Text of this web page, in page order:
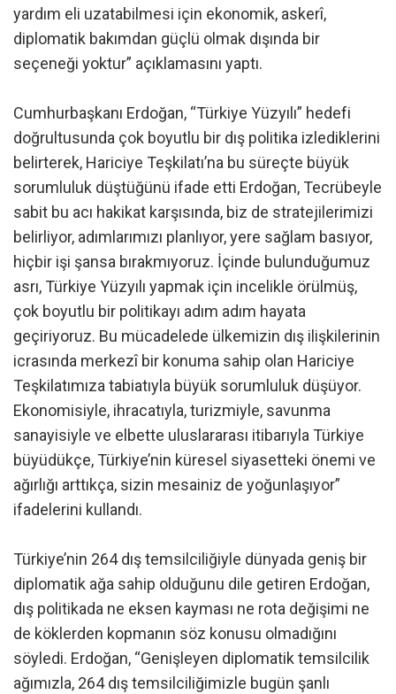
yardım eli uzatabilmesi için ekonomik, askerî,
diplomatik bakımdan güçlü olmak dışında bir
seçeneği yoktur” açıklamasını yaptı.
Cumhurbaşkanı Erdoğan, “Türkiye Yüzyılı” hedefi
doğrultusunda çok boyutlu bir dış politika izlediklerini
belirterek, Hariciye Teşkilatı’na bu süreçte büyük
sorumluluk düştüğünü ifade etti Erdoğan, Tecrübeyle
sabit bu acı hakikat karşısında, biz de stratejilerimizi
belirliyor, adımlarımızı planlıyor, yere sağlam basıyor,
hiçbir işi şansa bırakmıyoruz. İçinde bulunduğumuz
asrı, Türkiye Yüzyılı yapmak için incelikle örülmüş,
çok boyutlu bir politikayı adım adım hayata
geçiriyoruz. Bu mücadelede ülkemizin dış ilişkilerinin
icrasında merkezî bir konuma sahip olan Hariciye
Teşkilatımıza tabiatıyla büyük sorumluluk düşüyor.
Ekonomisiyle, ihracatıyla, turizmiyle, savunma
sanayisiyle ve elbette uluslararası itibarıyla Türkiye
büyüdükçe, Türkiye’nin küresel siyasetteki önemi ve
ağırlığı arttıkça, sizin mesainiz de yoğunlaşıyor”
ifadelerini kullandı.
Türkiye’nin 264 dış temsilciliğiyle dünyada geniş bir
diplomatik ağa sahip olduğunu dile getiren Erdoğan,
dış politikada ne eksen kayması ne rota değişimi ne
de köklerden kopmanın söz konusu olmadığını
söyledi. Erdoğan, “Genişleyen diplomatik temsilcilik
ağımızla, 264 dış temsilciliğimizle bugün şanlı